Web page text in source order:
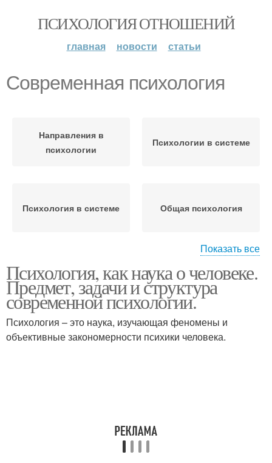
ПСИХОЛОГИЯ ОТНОШЕНИЙ
главная новости статьи
Современная психология
Направления в
психологии
Психологии в системе
Психология в системе Общая психология
психология
психология
Гуманистическая
Аналитическая
Показать все
Психология, как наука о человеке.
Предмет, задачи и структура
современной психологии.
Психология – это наука, изучающая феномены и
объективные закономерности психики человека.